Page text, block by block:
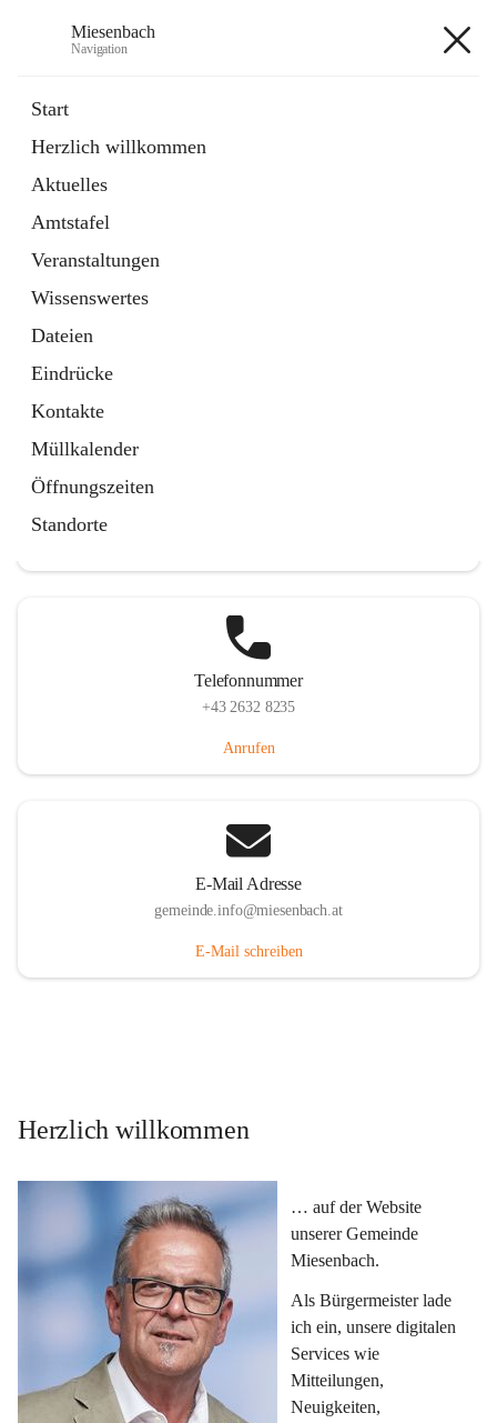
Miesenbach
Navigation
Start
Herzlich willkommen
Aktuelles
Amtstafel
Veranstaltungen
Wissenswertes
Dateien
Eindrücke
Kontakte
Müllkalender
Öffnungszeiten
Standorte
Externe Webseite
in
Tab
Region Schneebergland
Externe Webseite
öffnet
in
neuem
Tab
Telefonnummer
+43 2632 8235
Anrufen
E-Mail Adresse
gemeinde.info@miesenbach.at
E-Mail schreiben
Herzlich willkommen
… auf der Website
unserer Gemeinde
Miesenbach.
Als Bürgermeister lade
ich ein, unsere digitalen
Services wie
Mitteilungen,
Neuigkeiten,